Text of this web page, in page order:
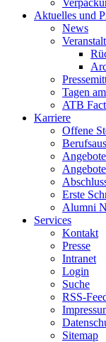
Aktuelles und
News
Tagen
ATB
Karriere
Offene
Erste
Alumni
Services
Kontakt
Presse
Intranet
Login
Suche
RSS-
Sitemap